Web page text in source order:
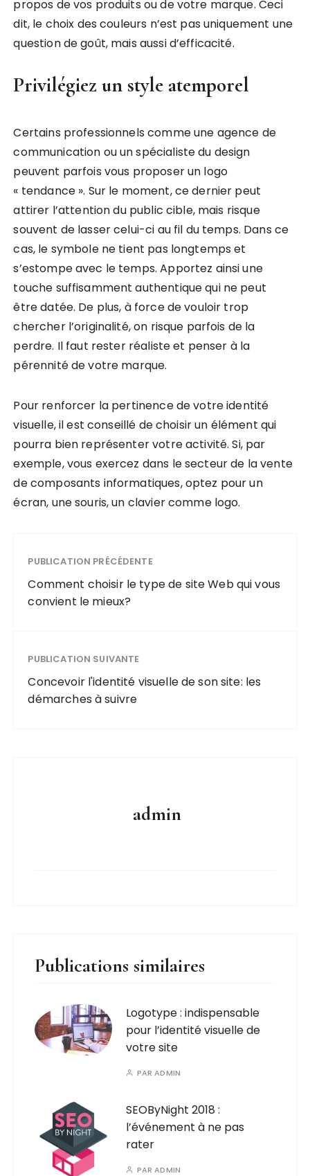
propos de vos produits ou de votre marque. Ceci
dit, le choix des couleurs n’est pas uniquement une
question de goût, mais aussi d’efficacité.
Privilégiez un style atemporel
Certains professionnels comme une agence de
communication ou un spécialiste du design
peuvent parfois vous proposer un logo
« tendance ». Sur le moment, ce dernier peut
attirer l’attention du public cible, mais risque
souvent de lasser celui-ci au fil du temps. Dans ce
cas, le symbole ne tient pas longtemps et
s’estompe avec le temps. Apportez ainsi une
touche suffisamment authentique qui ne peut
être datée. De plus, à force de vouloir trop
chercher l’originalité, on risque parfois de la
perdre. Il faut rester réaliste et penser à la
pérennité de votre marque.
Pour renforcer la pertinence de votre identité
visuelle, il est conseillé de choisir un élément qui
pourra bien représenter votre activité. Si, par
exemple, vous exercez dans le secteur de la vente
de composants informatiques, optez pour un
écran, une souris, un clavier comme logo.
PUBLICATION PRÉCÉDENTE
Comment choisir le type de site Web qui vous
convient le mieux?
PUBLICATION SUIVANTE
Concevoir l'identité visuelle de son site: les
démarches à suivre
admin
Publications similaires
Logotype : indispensable
pour l’identité visuelle de
votre site
PARADMIN
SEOByNight 2018 :
l’événement à ne pas
rater
PARADMIN